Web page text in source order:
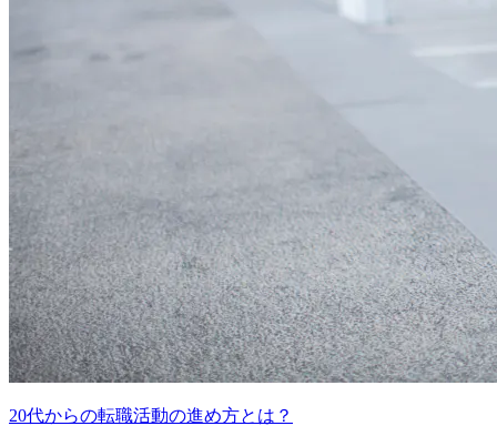
20代からの転職活動の進め方とは？